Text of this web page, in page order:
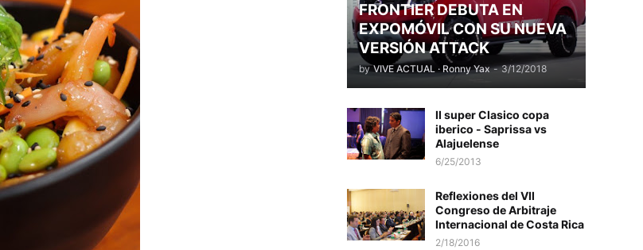
FRONTIER DEBUTA EN
EXPOMÓVIL CON SU NUEVA
VERSIÓN ATTACK
by VIVE ACTUAL · Ronny Yax - 3/12/2018
II super Clasico copa
iberico - Saprissa vs
Alajuelense
6/25/2013
Reflexiones del VII
Congreso de Arbitraje
Internacional de Costa Rica
2/18/2016